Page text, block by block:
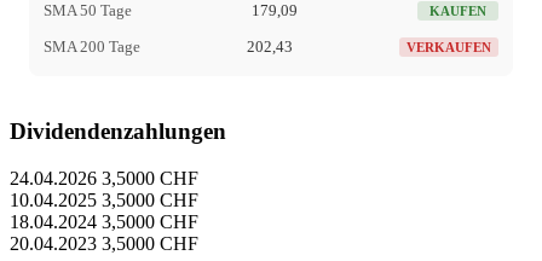
SMA 50 Tage 179,09 KAUFEN
SMA 200 Tage 202,43 VERKAUFEN
Dividendenzahlungen
24.04.2026 3,5000 CHF
10.04.2025 3,5000 CHF
18.04.2024 3,5000 CHF
20.04.2023 3,5000 CHF